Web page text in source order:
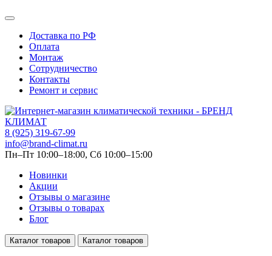
Доставка по РФ
Оплата
Монтаж
Сотрудничество
Контакты
Ремонт и сервис
8 (925) 319-67-99
info@brand-climat.ru
Пн–Пт 10:00–18:00, Сб 10:00–15:00
Новинки
Акции
Отзывы о магазине
Отзывы о товарах
Блог
Каталог товаров Каталог товаров